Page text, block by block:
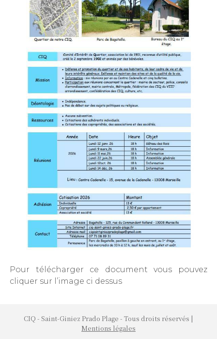
Pour télécharger ce document vous pouvez
cliquer sur l’image ci dessus
CIQ - Saint-Giniez Prado Plage - Tous droits réservés |
Mentions légales